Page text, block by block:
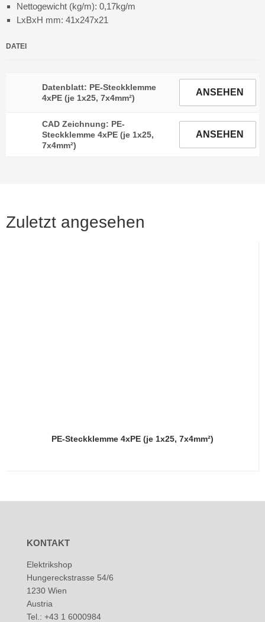
Nettogewicht (kg/m): 0,17kg/m
LxBxH mm: 41x247x21
DATEI
Datenblatt: PE-Steckklemme
4xPE (je 1x25, 7x4mm²)
ANSEHEN
CAD Zeichnung: PE-
Steckklemme 4xPE (je 1x25,
7x4mm²)
ANSEHEN
Zuletzt angesehen
PE-Steckklemme 4xPE (je 1x25, 7x4mm²)
KONTAKT
Elektrikshop
Hungereckstrasse 54/6
1230 Wien
Austria
Tel.: +43 1 6000984